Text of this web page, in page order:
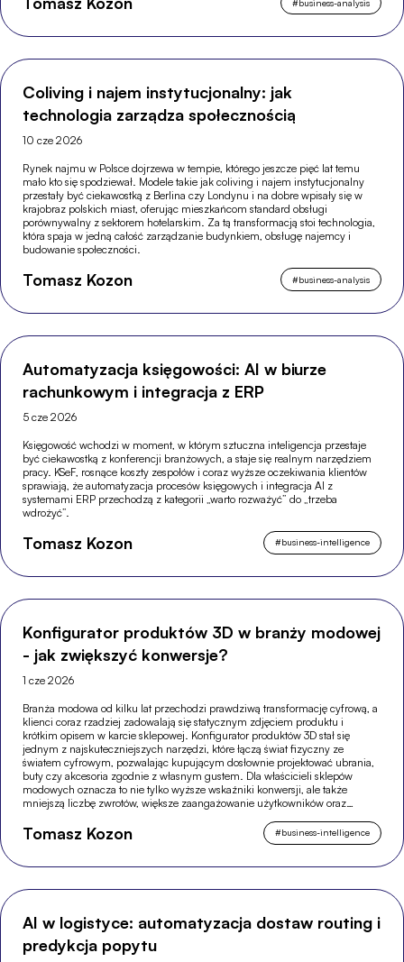
#business-analysis
Coliving i najem instytucjonalny: jak
technologia zarządza społecznością
10 cze 2026
Rynek najmu w Polsce dojrzewa w tempie, którego jeszcze pięć lat temu
mało kto się spodziewał. Modele takie jak coliving i najem instytucjonalny
przestały być ciekawostką z Berlina czy Londynu i na dobre wpisały się w
krajobraz polskich miast, oferując mieszkańcom standard obsługi
porównywalny z sektorem hotelarskim. Za tą transformacją stoi technologia,
która spaja w jedną całość zarządzanie budynkiem, obsługę najemcy i
budowanie społeczności.
Tomasz Kozon #business-analysis
Automatyzacja księgowości: AI w biurze
rachunkowym i integracja z ERP
5 cze 2026
Księgowość wchodzi w moment, w którym sztuczna inteligencja przestaje
być ciekawostką z konferencji branżowych, a staje się realnym narzędziem
pracy. KSeF, rosnące koszty zespołów i coraz wyższe oczekiwania klientów
sprawiają, że automatyzacja procesów księgowych i integracja AI z
systemami ERP przechodzą z kategorii „warto rozważyć” do „trzeba
wdrożyć”.
Tomasz Kozon #business-intelligence
Konfigurator produktów 3D w branży modowej
- jak zwiększyć konwersje?
1 cze 2026
Branża modowa od kilku lat przechodzi prawdziwą transformację cyfrową, a
klienci coraz rzadziej zadowalają się statycznym zdjęciem produktu i
krótkim opisem w karcie sklepowej. Konfigurator produktów 3D stał się
jednym z najskuteczniejszych narzędzi, które łączą świat fizyczny ze
światem cyfrowym, pozwalając kupującym dosłownie projektować ubrania,
buty czy akcesoria zgodnie z własnym gustem. Dla właścicieli sklepów
modowych oznacza to nie tylko wyższe wskaźniki konwersji, ale także
mniejszą liczbę zwrotów, większe zaangażowanie użytkowników oraz
Tomasz Kozon #business-intelligence
AI w logistyce: automatyzacja dostaw routing i
predykcja popytu